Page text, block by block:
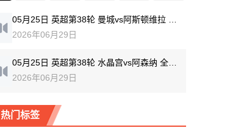
2026年06月29日
05月25日 英超第38轮 水晶宫vs阿森纳 全场录像回放
2026年06月29日
热门标签